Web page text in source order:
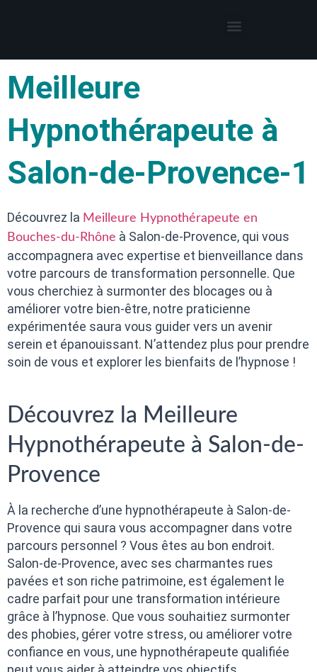
Meilleure
Hypnothérapeute à
Salon-de-Provence-1
Découvrez la Meilleure Hypnothérapeute en
Bouches-du-Rhône à Salon-de-Provence, qui vous
accompagnera avec expertise et bienveillance dans
votre parcours de transformation personnelle. Que
vous cherchiez à surmonter des blocages ou à
améliorer votre bien-être, notre praticienne
expérimentée saura vous guider vers un avenir
serein et épanouissant. N’attendez plus pour prendre
soin de vous et explorer les bienfaits de l’hypnose !
Découvrez la Meilleure
Hypnothérapeute à Salon-de-
Provence
À la recherche d’une hypnothérapeute à Salon-de-
Provence qui saura vous accompagner dans votre
parcours personnel ? Vous êtes au bon endroit.
Salon-de-Provence, avec ses charmantes rues
pavées et son riche patrimoine, est également le
cadre parfait pour une transformation intérieure
grâce à l’hypnose. Que vous souhaitiez surmonter
des phobies, gérer votre stress, ou améliorer votre
confiance en vous, une hypnothérapeute qualifiée